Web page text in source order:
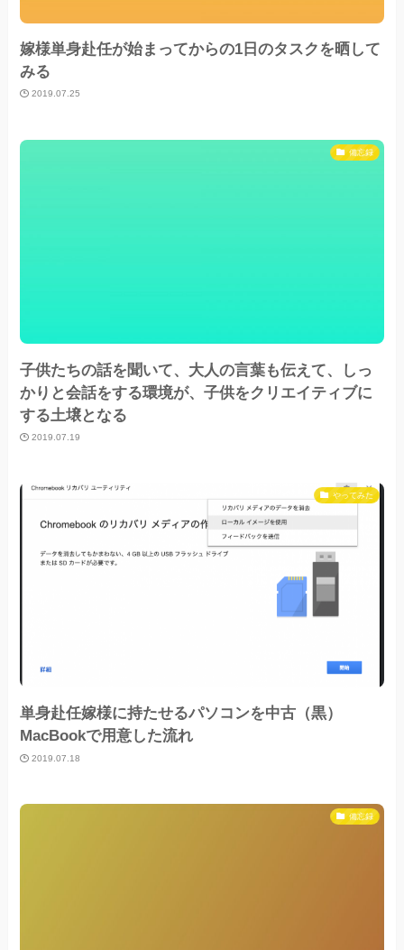
嫁様単身赴任が始まってからの1日のタスクを晒して
みる
2019.07.25
備忘録
子供たちの話を聞いて、大人の言葉も伝えて、しっ
かりと会話をする環境が、子供をクリエイティブに
する土壌となる
2019.07.19
やってみた
単身赴任嫁様に持たせるパソコンを中古（黒）
MacBookで用意した流れ
2019.07.18
備忘録